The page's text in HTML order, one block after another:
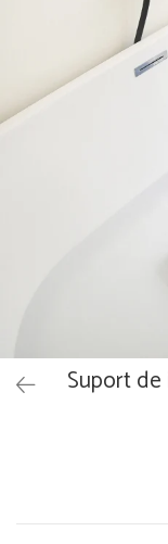
Suport